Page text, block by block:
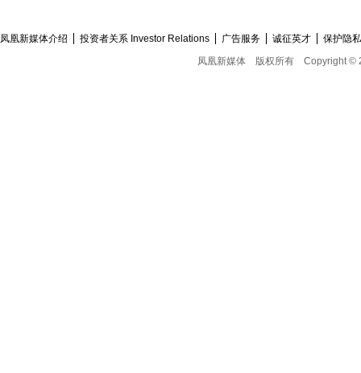
凤凰新媒体介绍 投资者关系 Investor Relations 广告服务 诚征英才
保护隐
凤凰新媒体
版权所有 Copyright ©